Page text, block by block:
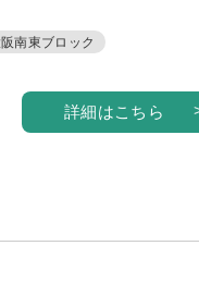
南東ブロック
詳細はこちら